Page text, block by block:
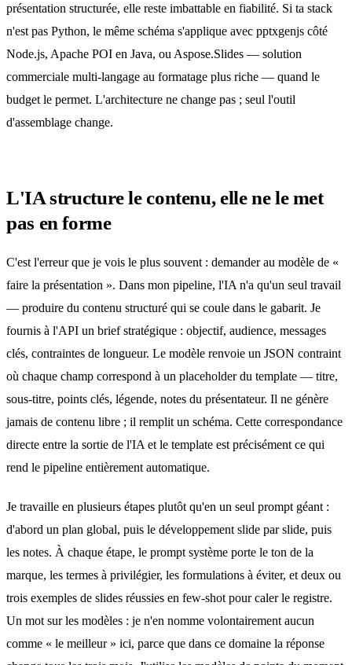
présentation structurée, elle reste imbattable en fiabilité. Si ta stack
n'est pas Python, le même schéma s'applique avec pptxgenjs côté
Node.js, Apache POI en Java, ou Aspose.Slides — solution
commerciale multi-langage au formatage plus riche — quand le
budget le permet. L'architecture ne change pas ; seul l'outil
d'assemblage change.
L'IA structure le contenu, elle ne le met
pas en forme
C'est l'erreur que je vois le plus souvent : demander au modèle de «
faire la présentation ». Dans mon pipeline, l'IA n'a qu'un seul travail
— produire du contenu structuré qui se coule dans le gabarit. Je
fournis à l'API un brief stratégique : objectif, audience, messages
clés, contraintes de longueur. Le modèle renvoie un JSON contraint
où chaque champ correspond à un placeholder du template — titre,
sous-titre, points clés, légende, notes du présentateur. Il ne génère
jamais de contenu libre ; il remplit un schéma. Cette correspondance
directe entre la sortie de l'IA et le template est précisément ce qui
rend le pipeline entièrement automatique.
Je travaille en plusieurs étapes plutôt qu'en un seul prompt géant :
d'abord un plan global, puis le développement slide par slide, puis
les notes. À chaque étape, le prompt système porte le ton de la
marque, les termes à privilégier, les formulations à éviter, et deux ou
trois exemples de slides réussies en few-shot pour caler le registre.
Un mot sur les modèles : je n'en nomme volontairement aucun
comme « le meilleur » ici, parce que dans ce domaine la réponse